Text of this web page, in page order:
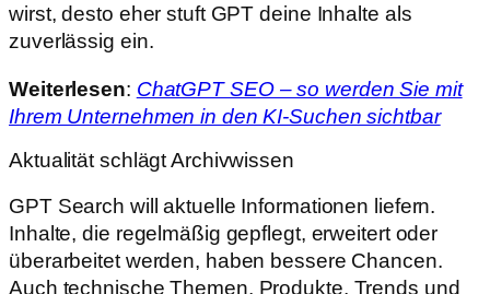
wirst, desto eher stuft GPT deine Inhalte als
zuverlässig ein.
Weiterlesen: ChatGPT SEO – so werden Sie mit
Ihrem Unternehmen in den KI-Suchen sichtbar
Aktualität schlägt Archivwissen
GPT Search will aktuelle Informationen liefern.
Inhalte, die regelmäßig gepflegt, erweitert oder
überarbeitet werden, haben bessere Chancen.
Auch technische Themen, Produkte, Trends und